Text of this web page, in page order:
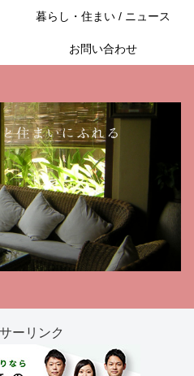
暮らし・住まい / ニュース
お問い合わせ
ーリンク